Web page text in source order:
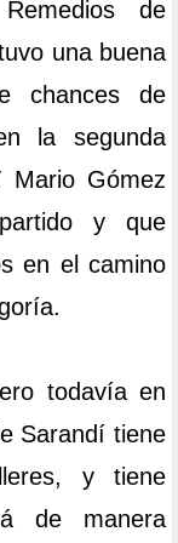
de
una buena
chances de
la segunda
Mario Gómez
y que
en el camino
todavía en
Sarandí tiene
y tiene
de manera